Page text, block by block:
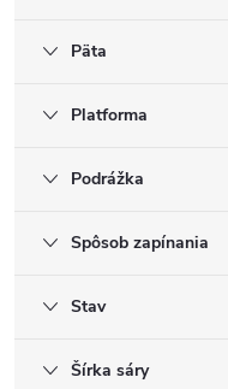
Päta
Platforma
Podrážka
Spôsob zapínania
Stav
Šírka sáry